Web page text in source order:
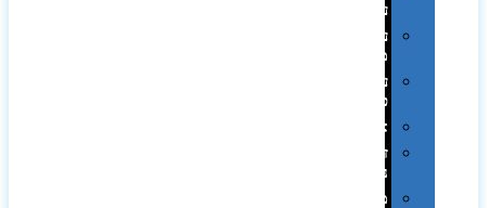
עטים
עטי
מתכת
עטי
פלסטיק
אוזניות
זכרונות
ניידים
מפצלים